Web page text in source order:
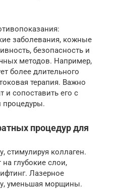
заболевания, кожные
безопасность и
методов. Например,
более длительного
терапия. Важно
и сопоставить его с
процедуры.
процедур для
стимулируя коллаген.
на глубокие слои,
Лазерное
уменьшая морщины.